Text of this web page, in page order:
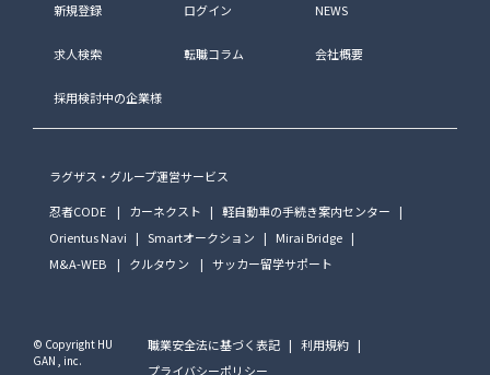
新規登録 ログイン NEWS
求人検索 転職コラム 会社概要
採用検討中の企業様
ラグザス・グループ運営サービス
忍者CODE
カーネクスト
軽自動車の手続き案内センター
Orientus Navi
Smartオークション
Mirai Bridge
M&A-WEB
クルタウン サッカー留学サポート
© Copyright HU
GAN , inc.
職業安全法に基づく表記
利用規約
プライバシーポリシー